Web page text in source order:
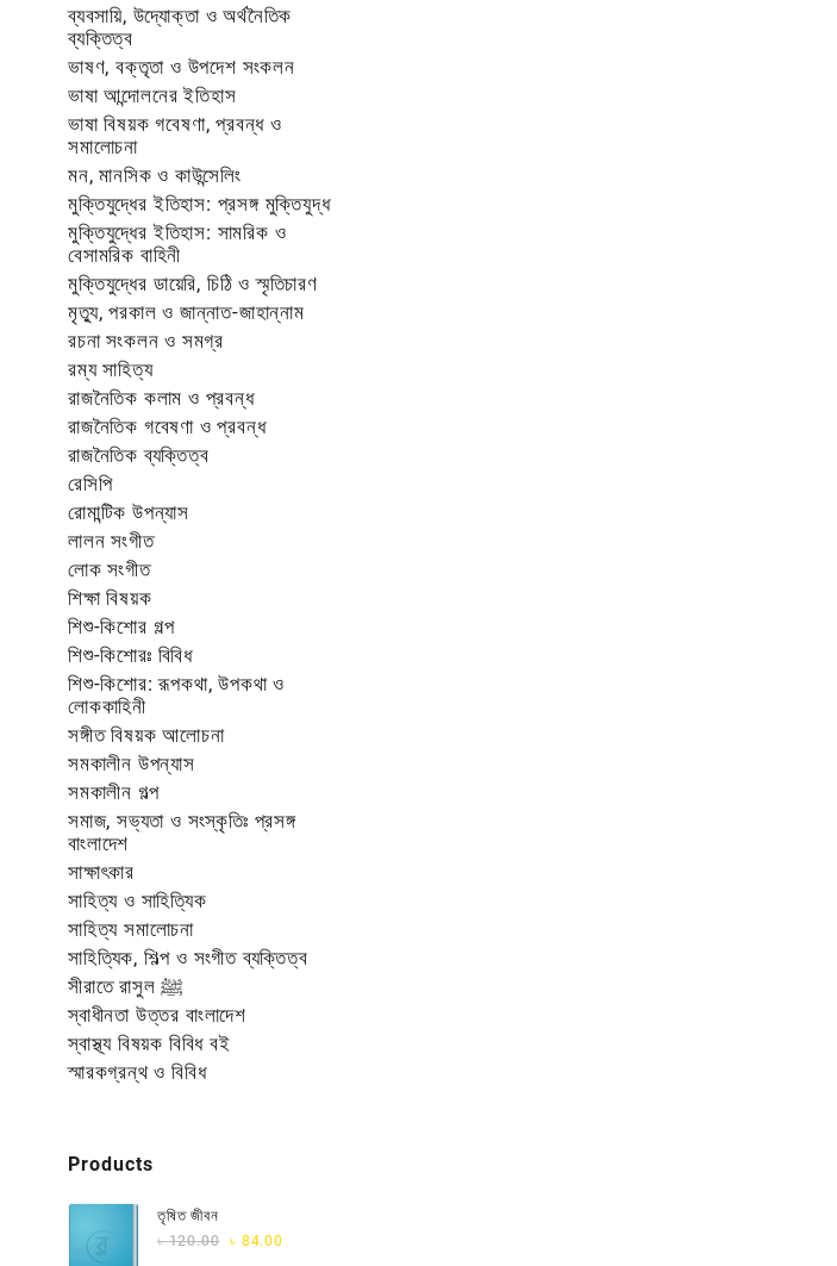
ব্যবসায়ি, উদ্যোক্তা ও অর্থনৈতিক
ব্যক্তিত্ব
ভাষণ, বক্তৃতা ও উপদেশ সংকলন
ভাষা আন্দোলনের ইতিহাস
ভাষা বিষয়ক গবেষণা, প্রবন্ধ ও
সমালোচনা
মন, মানসিক ও কাউন্সেলিং
মুক্তিযুদ্ধের ইতিহাস: প্রসঙ্গ মুক্তিযুদ্ধ
মুক্তিযুদ্ধের ইতিহাস: সামরিক ও
বেসামরিক বাহিনী
মুক্তিযুদ্ধের ডায়েরি, চিঠি ও স্মৃতিচারণ
মৃত্যু, পরকাল ও জান্নাত-জাহান্নাম
রচনা সংকলন ও সমগ্র
রম্য সাহিত্য
রাজনৈতিক কলাম ও প্রবন্ধ
রাজনৈতিক গবেষণা ও প্রবন্ধ
রাজনৈতিক ব্যক্তিত্ব
রেসিপি
রোমান্টিক উপন্যাস
লালন সংগীত
লোক সংগীত
শিক্ষা বিষয়ক
শিশু-কিশোর গল্প
শিশু-কিশোরঃ বিবিধ
শিশু-কিশোর: রূপকথা, উপকথা ও
লোককাহিনী
সঙ্গীত বিষয়ক আলোচনা
সমকালীন উপন্যাস
সমকালীন গল্প
সমাজ, সভ্যতা ও সংস্কৃতিঃ প্রসঙ্গ
বাংলাদেশ
সাক্ষাৎকার
সাহিত্য ও সাহিত্যিক
সাহিত্য সমালোচনা
সাহিত্যিক, শিল্প ও সংগীত ব্যক্তিত্ব
সীরাতে রাসুল ﷺ
স্বাধীনতা উত্তর বাংলাদেশ
স্বাস্থ্য বিষয়ক বিবিধ বই
স্মারকগ্রন্থ ও বিবিধ
Products
তৃষিত জীবন
৳120.00
Original
৳ 84.00